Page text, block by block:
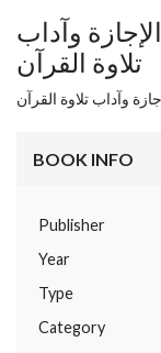
وآداب
تلاوة القرآن
وآداب تلاوة القرآن
BOOK INFO
Publisher
Year
Type
Category